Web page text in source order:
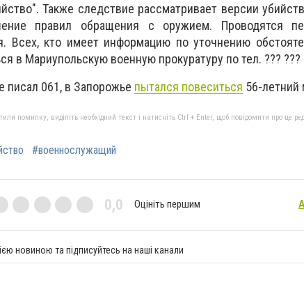
Также следствие рассматривает версии
правил обращения с оружием. Проводятся
Всех, кто имеет информацию по уточнению
в Мариупольскую военную прокуратуру по тел. ??? ???
писал 061, в Запорожье пытался повеситься 56-летний
помилку, виділіть необхідний текст і натисніть Ctrl + Enter, щоб повідомити про це
#военнослужащий
0,0 Оцініть першим
новиною та підписуйтесь на наші канали